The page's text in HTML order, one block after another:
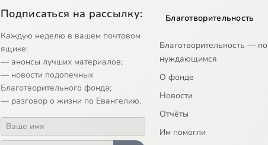
Подписаться на рассылку:
Каждую неделю в вашем почтовом
ящике:
— анонсы лучших материалов;
— новости подопечных
Благотворительного фонда;
— разговор о жизни по Евангелию.
Благотворительность
Благотворительность —
нуждающимся
О фонде
Новости
Отчёты
Им помогли